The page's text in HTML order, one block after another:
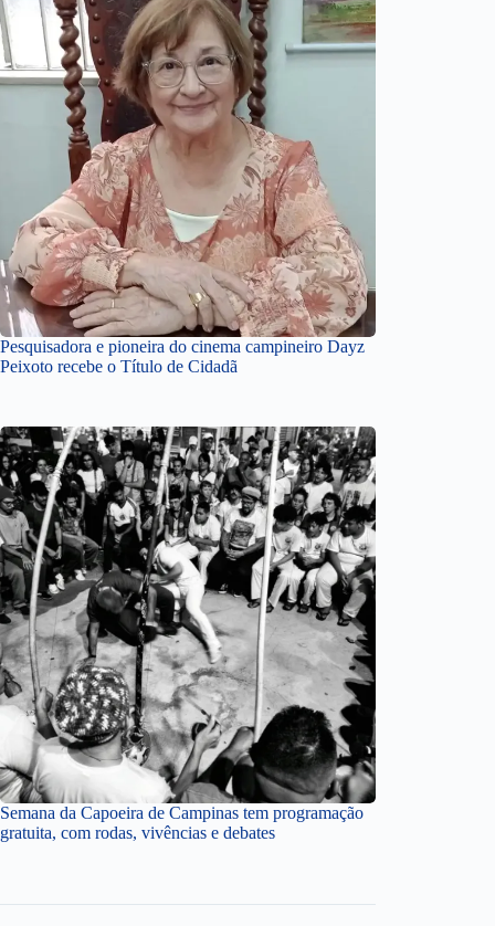
Pesquisadora e pioneira do cinema campineiro Dayz
Peixoto recebe o Título de Cidadã
Semana da Capoeira de Campinas tem programação
gratuita, com rodas, vivências e debates